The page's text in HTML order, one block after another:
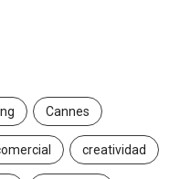
Cannes
creatividad